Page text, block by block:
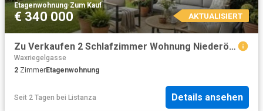
Etagenwohnung·Zum Kauf
€ 340 000 AKTUALISIERT
Zu Verkaufen 2 Schlafzimmer Wohnung Niederösterreich Niederösterreich DS104844825
Waxriegelgasse
2 ZimmerEtagenwohnung
Seit 2 Tagen bei Listanza Details ansehen